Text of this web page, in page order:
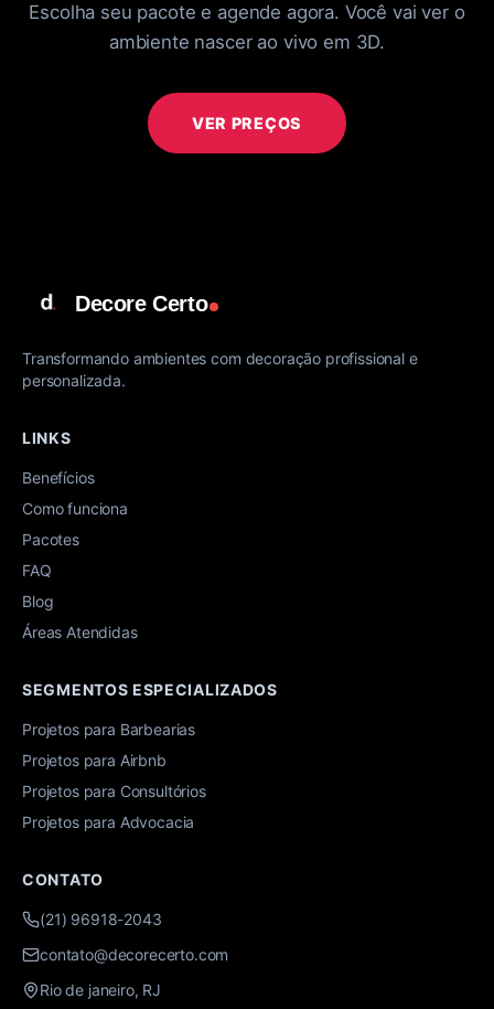
Escolha seu pacote e agende agora. Você vai ver o
ambiente nascer ao vivo em 3D.
VER PREÇOS
Decore Certo
Transformando ambientes com decoração profissional e
personalizada.
LINKS
Benefícios
Como funciona
Pacotes
FAQ
Blog
Áreas Atendidas
SEGMENTOS ESPECIALIZADOS
Projetos para Barbearias
Projetos para Airbnb
Projetos para Consultórios
Projetos para Advocacia
CONTATO
(21) 96918-2043
contato@decorecerto.com
Rio de janeiro, RJ